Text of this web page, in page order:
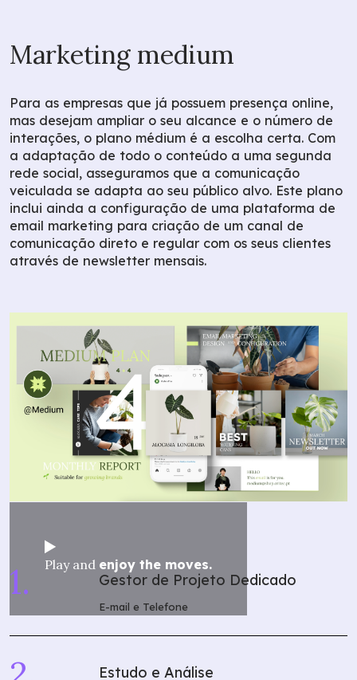
Marketing medium
Para as empresas que já possuem presença online,
mas desejam ampliar o seu alcance e o número de
interações, o plano médium é a escolha certa. Com
a adaptação de todo o conteúdo a uma segunda
rede social, asseguramos que a comunicação
veiculada se adapta ao seu público alvo. Este plano
inclui ainda a configuração de uma plataforma de
email marketing para criação de um canal de
comunicação direto e regular com os seus clientes
através de newsletter mensais.
Play and enjoy the moves.
Gestor de Projeto Dedicado
E-mail e Telefone
Estudo e Análise